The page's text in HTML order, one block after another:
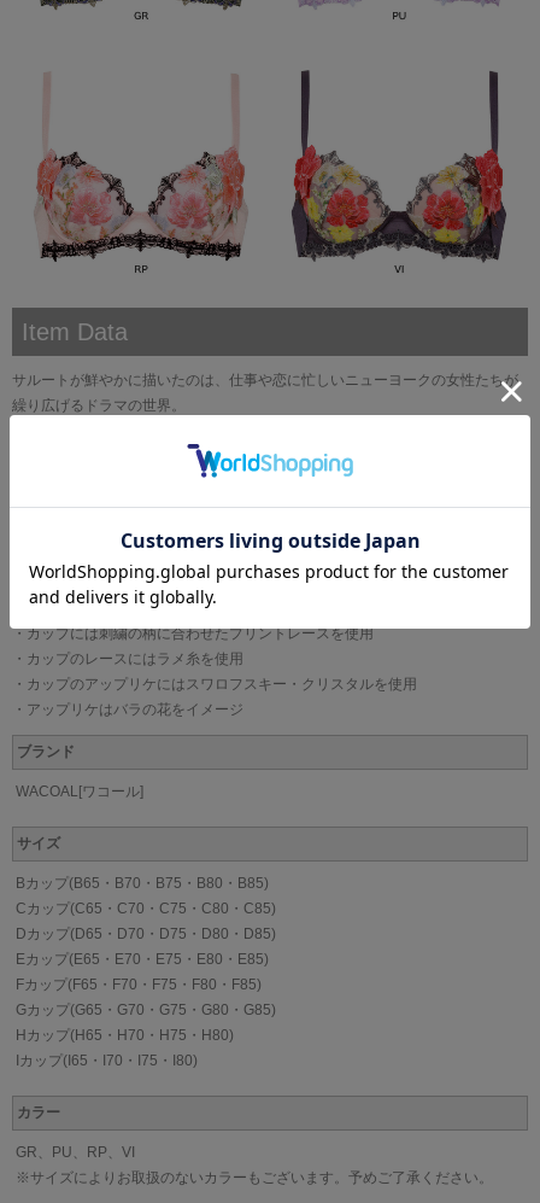
Item Data
サルートが鮮やかに描いたのは、仕事や恋に忙しいニューヨークの女性たちが
繰り広げるドラマの世界。
ッピーなフラワーモチーフで華やかに。
ブラは3タイプがラインアップ。
●くっきりと深い谷間を
バストボリュームを脇から中央に寄せ、きれいな谷間をつくるプッシュアップ
タイプ
・カップには刺繍の柄に合わせたプリントレースを使用
・カップのレースにはラメ糸を使用
・カップのアップリケにはスワロフスキー・クリスタルを使用
・アップリケはバラの花をイメージ
ブランド
WACOAL[ワコール]
サイズ
Bカップ(B65・B70・B75・B80・B85)
Cカップ(C65・C70・C75・C80・C85)
Dカップ(D65・D70・D75・D80・D85)
Eカップ(E65・E70・E75・E80・E85)
Fカップ(F65・F70・F75・F80・F85)
Gカップ(G65・G70・G75・G80・G85)
Hカップ(H65・H70・H75・H80)
Iカップ(I65・I70・I75・I80)
カラー
GR、PU、RP、VI
※サイズによりお取扱のないカラーもございます。予めご了承ください。